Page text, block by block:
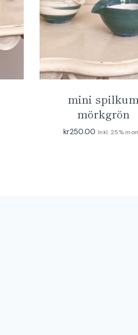
mini
mörkgrön
kr250.00 Inkl. 25%